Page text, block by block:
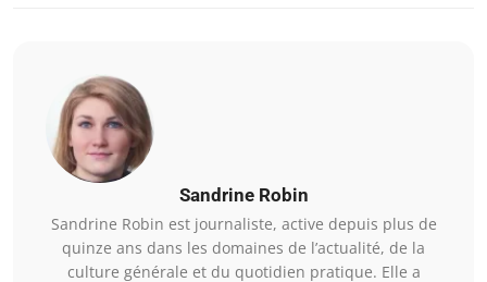
Sandrine Robin
Sandrine Robin est journaliste, active depuis plus de
quinze ans dans les domaines de l’actualité, de la
culture générale et du quotidien pratique. Elle a